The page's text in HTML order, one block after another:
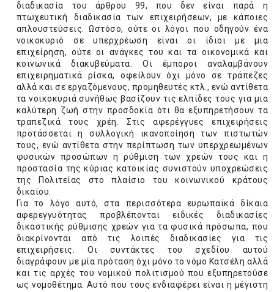
διαδικασία του άρθρου 99, που δεν είναι παρά η
πτωχευτική διαδικασία των επιχειρήσεων, με κάποιες
απλουστεύσεις. Ωστόσο, ούτε οι λόγοι που οδηγούν ένα
νοικοκυριό σε υπερχρέωση είναι οι ίδιοι με μια
επιχείρηση, ούτε οι ανάγκες του και τα οικονομικά και
κοινωνικά διακυβεύματα. Οι έμποροι αναλαμβάνουν
επιχειρηματικά ρίσκα, οφείλουν όχι μόνο σε τράπεζες
αλλά και σε εργαζόμενους, προμηθευτές κτλ., ενώ αντίθετα
τα νοικοκυριά συνήθως βασίζουν τις ελπίδες τους για μια
καλύτερη ζωή στην προσδοκία ότι θα εξυπηρετήσουν τα
τραπεζικά τους χρέη. Στις αφερέγγυες επιχειρήσεις
προτάσσεται η συλλογική ικανοποίηση των πιστωτών
τους, ενώ αντίθετα στην περίπτωση των υπερχρεωμένων
φυσικών προσώπων η ρύθμιση των χρεών τους και η
προστασία της κύριας κατοικίας συνιστούν υποχρεώσεις
της Πολιτείας στο πλαίσιο του κοινωνικού κράτους
δικαίου.
Για το λόγο αυτό, στα περισσότερα ευρωπαϊκά δίκαια
αφερεγγυότητας προβλέπονται ειδικές διαδικασίες
δικαστικής ρύθμισης χρεών για τα φυσικά πρόσωπα, που
διακρίνονται από τις λοιπές διαδικασίες για τις
επιχειρήσεις. Οι συντάκτες του σχεδίου αυτού
διαγράφουν με μία πρόταση όχι μόνο το νόμο Κατσέλη αλλά
και τις αρχές του νομικού πολιτισμού που εξυπηρετούσε
ως νομοθέτημα. Αυτό που τους ενδιαφέρει είναι η μέγιστη